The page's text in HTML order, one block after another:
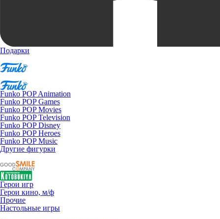
Подарки
Funko POP Animation
Funko POP Games
Funko POP Movies
Funko POP Television
Funko POP Disney
Funko POP Heroes
Funko POP Music
Другие фигурки
Герои игр
Герои кино, м/ф
Прочие
Настольные игры